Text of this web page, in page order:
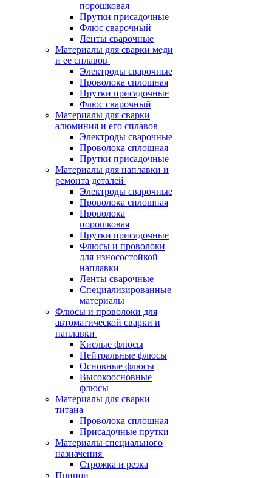
порошковая
Прутки присадочные
Флюс сварочный
Ленты сварочные
Материалы для сварки меди
и ее сплавов
Электроды сварочные
Проволока сплошная
Прутки присадочные
Флюс сварочный
Материалы для сварки
алюминия и его сплавов
Электроды сварочные
Проволока сплошная
Прутки присадочные
Материалы для наплавки и
ремонта деталей
Электроды сварочные
Проволока сплошная
Проволока
порошковая
Прутки присадочные
Флюсы и проволоки
для износостойкой
наплавки
Ленты сварочные
Специализированные
материалы
Флюсы и проволоки для
автоматической сварки и
наплавки
Кислые флюсы
Нейтральные флюсы
Основные флюсы
Высокоосновные
флюсы
Материалы для сварки
титана
Проволока сплошная
Присадочные прутки
Материалы специального
назначения
Строжка и резка
Припои